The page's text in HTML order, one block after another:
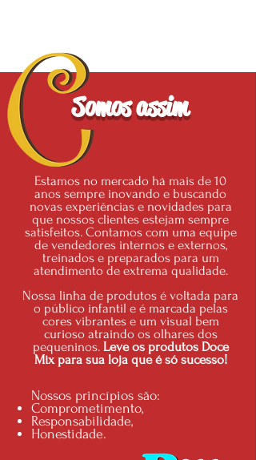
Somos assim
Estamos no mercado há mais de 10
anos sempre inovando e buscando
novas experiências e novidades para
que nossos clientes estejam sempre
satisfeitos. Contamos com uma equipe
de vendedores internos e externos,
treinados e preparados para um
atendimento de extrema qualidade.
Nossa linha de produtos é voltada para
o público infantil e é marcada pelas
cores vibrantes e um visual bem
curioso atraindo os olhares dos
pequeninos. Leve os produtos Doce
Mix para sua loja que é só sucesso!
Nossos princípios são:
Comprometimento,
Responsabilidade,
Honestidade.